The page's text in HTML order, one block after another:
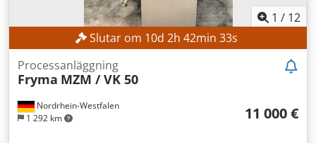
1 / 12
Slutar om 10d 2h 42min 31s
Nordrhein-Westfalen
1 292 km
Processanläggning
Fryma MZM / VK 50
11 000 €